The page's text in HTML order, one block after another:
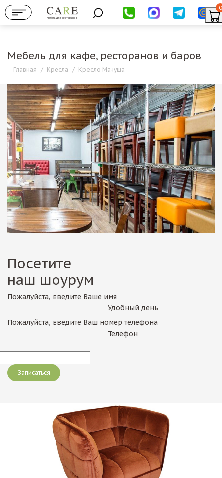
Мебель для ресторанов
0
Мебель для кафе, ресторанов и баров
Главная / Кресла / Кресло Мануша
Посетите
наш шоурум
Пожалуйста, введите Ваше имя
Удобный день
Пожалуйста, введите Ваш номер телефона
Телефон